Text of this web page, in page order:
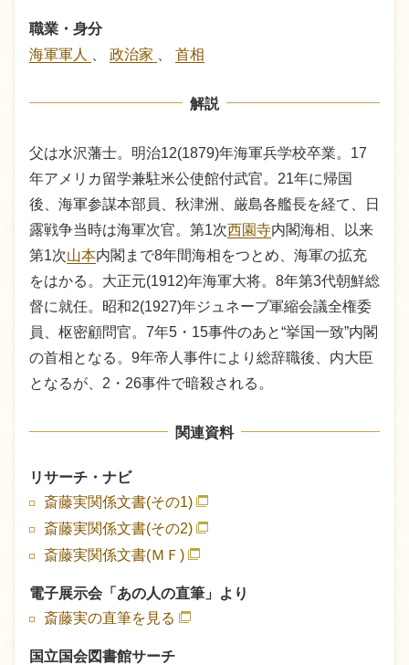
職業・身分
海軍軍人
政治家 首相
解説
父は水沢藩士。明治12(1879)年海軍兵学校卒業。17
年アメリカ留学兼駐米公使館付武官。21年に帰国
後、海軍参謀本部員、秋津洲、厳島各艦長を経て、日
露戦争当時は海軍次官。第1次西園寺内閣海相、以来
第1次山本内閣まで8年間海相をつとめ、海軍の拡充
をはかる。大正元(1912)年海軍大将。8年第3代朝鮮総
督に就任。昭和2(1927)年ジュネーブ軍縮会議全権委
員、枢密顧問官。7年5・15事件のあと“挙国一致”内閣
の首相となる。9年帝人事件により総辞職後、内大臣
となるが、2・26事件で暗殺される。
関連資料
リサーチ・ナビ
斎藤実関係文書(その1)
斎藤実関係文書(その2)
斎藤実関係文書(ＭＦ)
電子展示会「あの人の直筆」より
斎藤実の直筆を見る
国立国会図書館サーチ